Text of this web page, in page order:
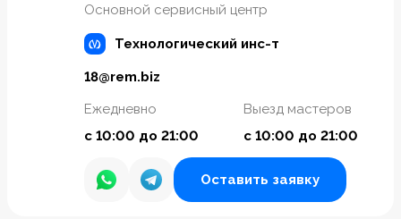
Основной сервисный центр
Технологический инс-т
18@rem.biz
Ежедневно
с 10:00 до 21:00
Выезд мастеров
с 10:00 до 21:00
Оставить заявку